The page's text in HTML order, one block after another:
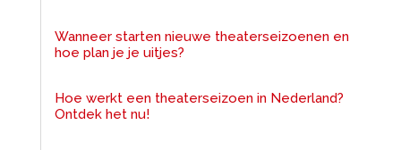
Wanneer starten nieuwe theaterseizoenen en
hoe plan je je uitjes?
Hoe werkt een theaterseizoen in Nederland?
Ontdek het nu!